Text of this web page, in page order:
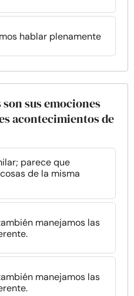
hablar plenamente
sus emociones
acontecimientos de
parece que
de la misma
manejamos las
manejamos las